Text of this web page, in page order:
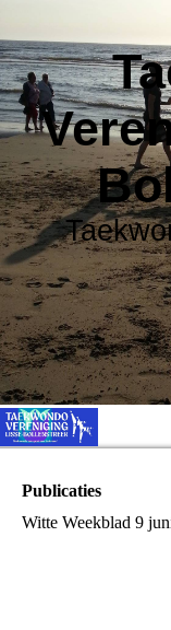
Publicaties
Witte Weekblad 9